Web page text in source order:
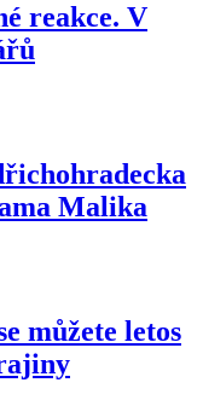
reakce. V
Malika
můžete letos